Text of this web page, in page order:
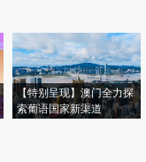
【特别呈现】澳门全力探
索葡语国家新渠道